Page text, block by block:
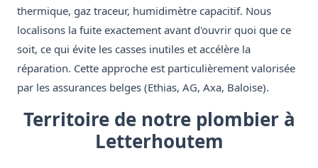
thermique, gaz traceur, humidimètre capacitif. Nous
localisons la fuite exactement avant d'ouvrir quoi que ce
soit, ce qui évite les casses inutiles et accélère la
réparation. Cette approche est particulièrement valorisée
par les assurances belges (Ethias, AG, Axa, Baloise).
Territoire de notre plombier à
Letterhoutem